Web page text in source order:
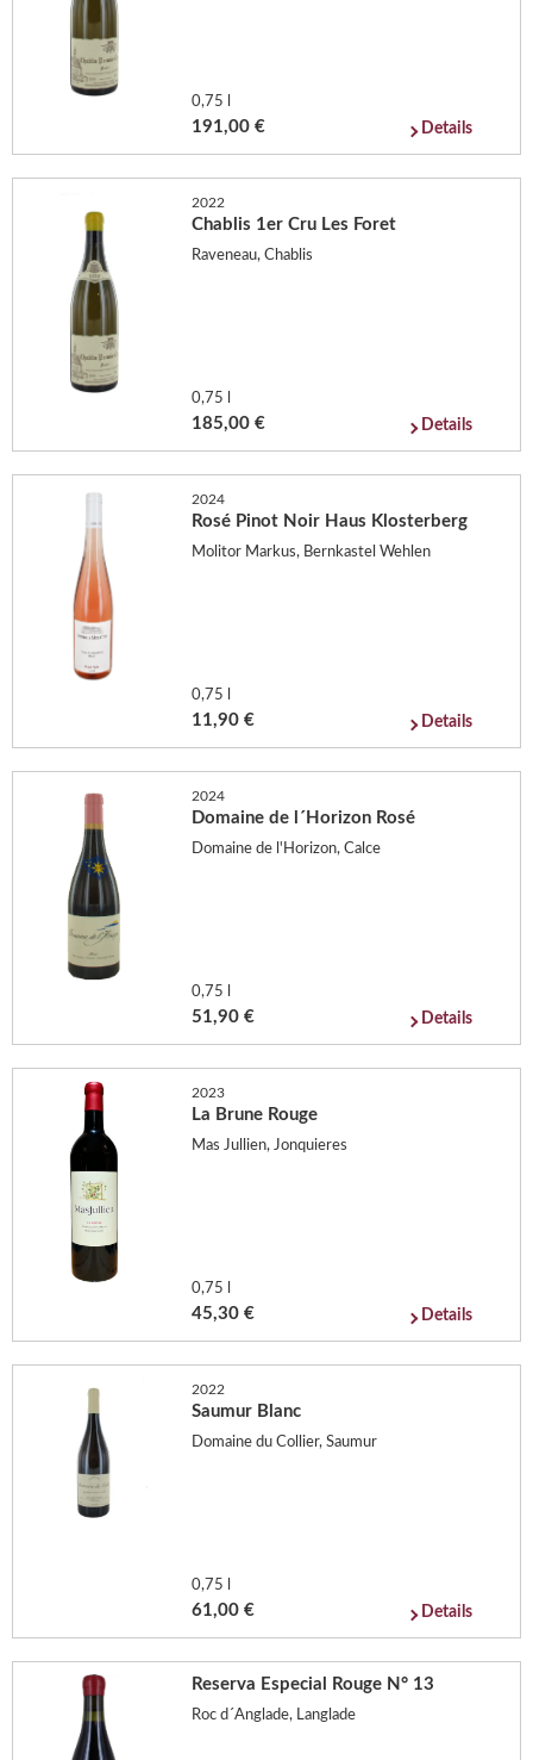
0,75 l
191,00 € Details
2022
Chablis 1er Cru Les Foret
Raveneau, Chablis
0,75 l
185,00 € Details
2024
Rosé Pinot Noir Haus Klosterberg
Molitor Markus, Bernkastel Wehlen
0,75 l
11,90 € Details
2024
Domaine de l´Horizon Rosé
Domaine de l'Horizon, Calce
0,75 l
51,90 € Details
2023
La Brune Rouge
Mas Jullien, Jonquieres
0,75 l
45,30 € Details
2022
Saumur Blanc
Domaine du Collier, Saumur
0,75 l
61,00 € Details
Reserva Especial Rouge N° 13
Roc d´Anglade, Langlade